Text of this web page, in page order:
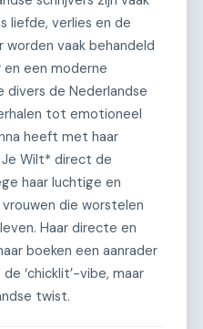
liefde, verlies en de
vaak behandeld
een moderne
divers de Nederlandse
tot emotioneel
heeft met haar
Wilt* direct de
haar luchtige en
die worstelen
Haar directe en
boeken een aanrader
‘chicklit’-vibe, maar
twist.